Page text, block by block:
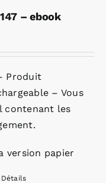
– ebook
Produit
– Vous
contenant les
version papier
Détails